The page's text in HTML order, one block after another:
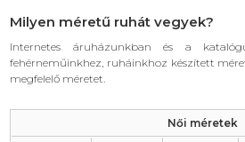
Milyen méretű ruhát vegyek?
Internetes áruházunkban és a
fehérneműinkhez, ruháinkhoz készített
megfelelő méretet.
Női méretek